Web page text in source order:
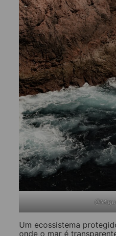
Um ecossistema
onde o mar é